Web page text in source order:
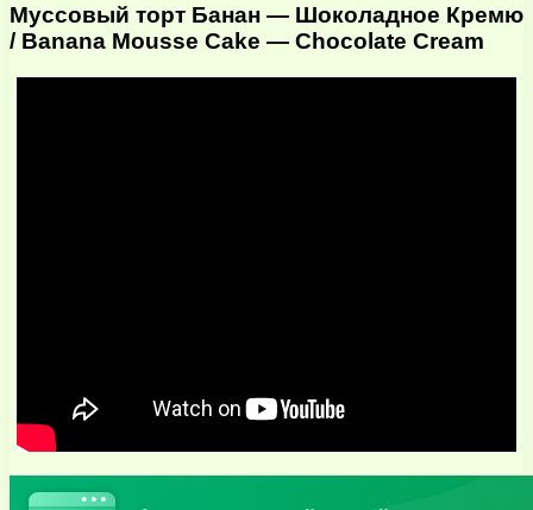
Муссовый торт Банан — Шоколадное Кремю
/ Banana Mousse Cake — Chocolate Cream